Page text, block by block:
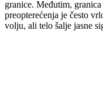
granice. Međutim,
preopterećenja je često
volju, ali telo šalje jasne